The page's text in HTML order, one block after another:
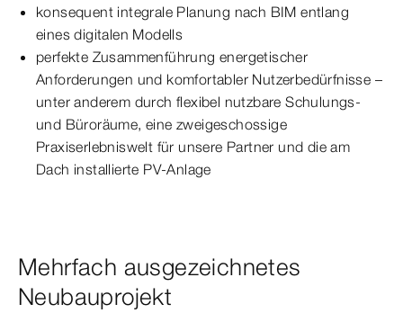
konsequent integrale Planung nach BIM entlang
eines digitalen Modells
perfekte Zusammenführung energetischer
Anforderungen und komfortabler Nutzerbedürfnisse –
unter anderem durch flexibel nutzbare Schulungs-
und Büroräume, eine zweigeschossige
Praxiserlebniswelt für unsere Partner und die am
Dach installierte PV-Anlage
Mehrfach ausgezeichnetes
Neubauprojekt